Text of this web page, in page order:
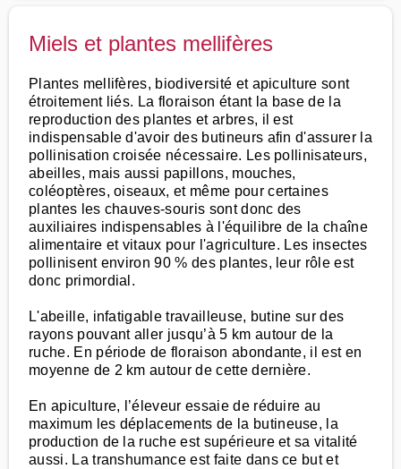
Miels et plantes mellifères
Plantes mellifères, biodiversité et apiculture sont
étroitement liés. La floraison étant la base de la
reproduction des plantes et arbres, il est
indispensable d'avoir des butineurs afin d'assurer la
pollinisation croisée nécessaire. Les pollinisateurs,
abeilles, mais aussi papillons, mouches,
coléoptères, oiseaux, et même pour certaines
plantes les chauves-souris sont donc des
auxiliaires indispensables à l'équilibre de la chaîne
alimentaire et vitaux pour l'agriculture. Les insectes
pollinisent environ 90 % des plantes, leur rôle est
donc primordial.
L'abeille, infatigable travailleuse, butine sur des
rayons pouvant aller jusqu’à 5 km autour de la
ruche. En période de floraison abondante, il est en
moyenne de 2 km autour de cette dernière.
En apiculture, l’éleveur essaie de réduire au
maximum les déplacements de la butineuse, la
production de la ruche est supérieure et sa vitalité
aussi. La transhumance est faite dans ce but et